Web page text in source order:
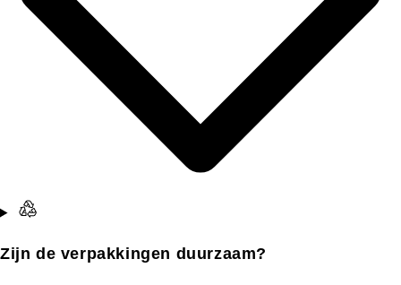
Zijn de verpakkingen duurzaam?